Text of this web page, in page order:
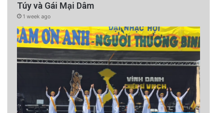
Túy và Gái Mại Dâm
1 week ago